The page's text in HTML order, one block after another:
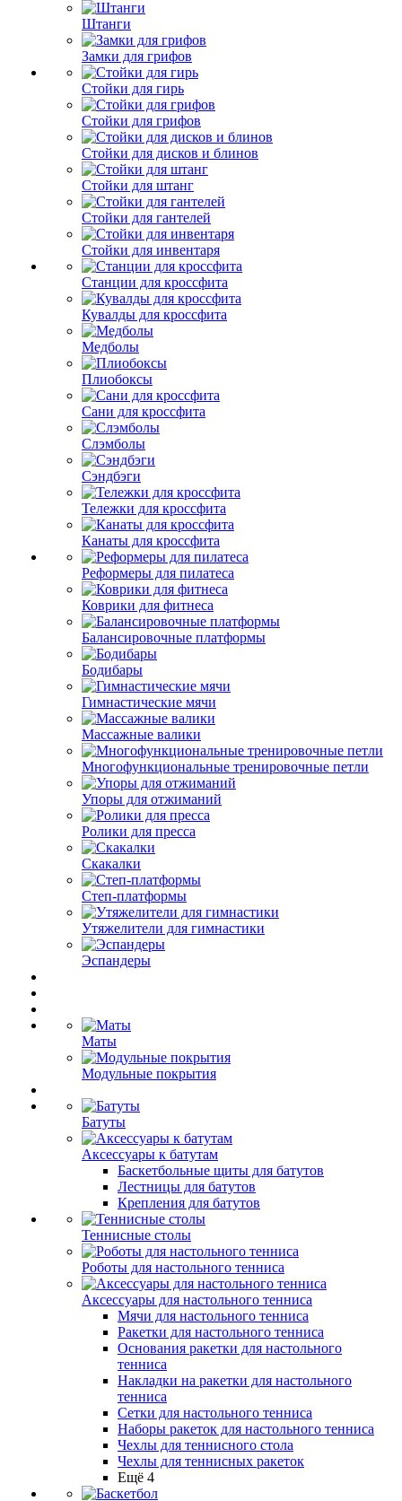
Штанги
Замки для грифов
Стойки для гирь
Стойки для грифов
Стойки для дисков и блинов
Стойки для штанг
Стойки для гантелей
Стойки для инвентаря
Станции для кроссфита
Кувалды для кроссфита
Медболы
Плиобоксы
Сани для кроссфита
Слэмболы
Сэндбэги
Тележки для кроссфита
Канаты для кроссфита
Реформеры для пилатеса
Коврики для фитнеса
Балансировочные платформы
Бодибары
Гимнастические мячи
Массажные валики
Многофункциональные тренировочные петли
Упоры для отжиманий
Ролики для пресса
Скакалки
Степ-платформы
Утяжелители для гимнастики
Эспандеры
Маты
Модульные покрытия
Батуты
Аксессуары к батутам
Баскетбольные щиты для батутов
Лестницы для батутов
Крепления для батутов
Теннисные столы
Роботы для настольного тенниса
Аксессуары для настольного тенниса
Мячи для настольного тенниса
Ракетки для настольного тенниса
Основания ракетки для настольного
тенниса
Накладки на ракетки для настольного
тенниса
Сетки для настольного тенниса
Наборы ракеток для настольного тенниса
Чехлы для теннисного стола
Чехлы для теннисных ракеток
Ещё 4